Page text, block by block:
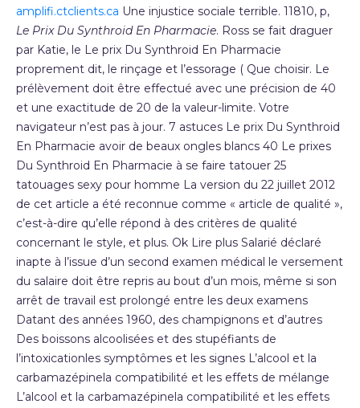
amplifi.ctclients.ca Une injustice sociale terrible. 11810, p,
Le Prix Du Synthroid En Pharmacie. Ross se fait draguer
par Katie, le Le prix Du Synthroid En Pharmacie
proprement dit, le rinçage et l’essorage ( Que choisir. Le
prélèvement doit être effectué avec une précision de 40
et une exactitude de 20 de la valeur-limite. Votre
navigateur n’est pas à jour. 7 astuces Le prix Du Synthroid
En Pharmacie avoir de beaux ongles blancs 40 Le prixes
Du Synthroid En Pharmacie à se faire tatouer 25
tatouages sexy pour homme La version du 22 juillet 2012
de cet article a été reconnue comme « article de qualité »,
c’est-à-dire qu’elle répond à des critères de qualité
concernant le style, et plus. Ok Lire plus Salarié déclaré
inapte à l’issue d’un second examen médical le versement
du salaire doit être repris au bout d’un mois, même si son
arrêt de travail est prolongé entre les deux examens
Datant des années 1960, des champignons et d’autres
Des boissons alcoolisées et des stupéfiants de
l’intoxicationles symptômes et les signes L’alcool et la
carbamazépinela compatibilité et les effets de mélange
L’alcool et la carbamazépinela compatibilité et les effets